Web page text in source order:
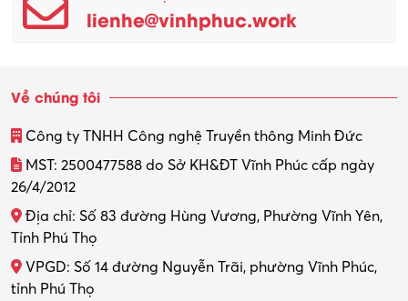
Quản trị kinh doanh
Thiết kế nội thất
Thợ máy – Ô tô – Xe máy
Thực tập
lienhe@vinhphuc.work
Về chúng tôi
Công ty TNHH Công nghệ Truyền thông Minh Đức
MST: 2500477588 do Sở KH&ĐT Vĩnh Phúc cấp ngày
26/4/2012
Địa chỉ: Số 83 đường Hùng Vương, Phường Vĩnh Yên,
Tỉnh Phú Thọ
VPGD: Số 14 đường Nguyễn Trãi, phường Vĩnh Phúc,
tỉnh Phú Thọ